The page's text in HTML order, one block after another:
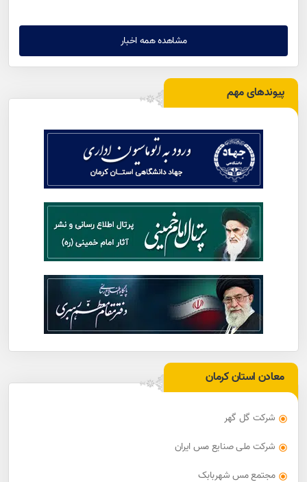
مشاهده همه اخبار
پیوندهای مهم
معادن استان کرمان
شرکت گل گهر
شرکت ملی صنایع مس ایران
مجتمع مس شهربابک